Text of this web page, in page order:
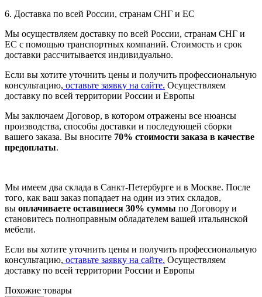
6. Доставка по всей России, странам СНГ и ЕС
Мы осуществляем доставку по всей России, странам СНГ и
ЕС с помощью транспортных компаний. Стоимость и срок
доставки рассчитывается индивидуально.
Если вы хотите уточнить цены и получить профессиональную
консультацию, оставьте заявку на сайте. Осуществляем
доставку по всей территории России и Европы
Мы заключаем Договор, в котором отражены все нюансы
производства, способы доставки и последующей сборки
вашего заказа. Вы вносите 70% стоимости заказа в качестве
предоплаты.
Мы имеем два склада в Санкт-Петербурге и в Москве. После
того, как ваш заказ попадает на один из этих складов,
вы оплачиваете оставшиеся 30% суммы по Договору и
становитесь полноправным обладателем вашей итальянской
мебели.
Если вы хотите уточнить цены и получить профессиональную
консультацию, оставьте заявку на сайте. Осуществляем
доставку по всей территории России и Европы
Похожие товары